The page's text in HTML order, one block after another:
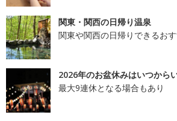
関東・関西の日帰り温泉
関東や関西の日帰りできるお
2026年のお盆休みはいつから
最大9連休となる場合もあり